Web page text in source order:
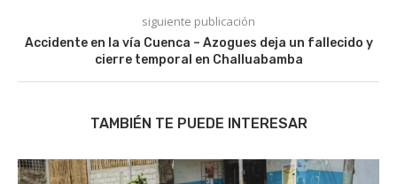
siguiente publicación
Accidente en la vía Cuenca – Azogues deja un fallecido y
cierre temporal en Challuabamba
TAMBIÉN TE PUEDE INTERESAR